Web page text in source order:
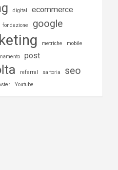
digital ecommerce
fondazione google
metriche mobile
post
referral sartoria seo
Youtube